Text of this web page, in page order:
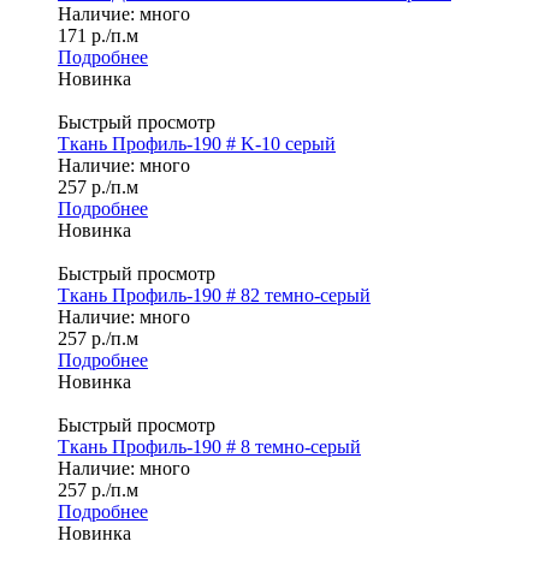
Наличие: много
171 р./п.м
Подробнее
Новинка
Быстрый просмотр
Ткань Профиль-190 # K-10 серый
Наличие: много
257 р./п.м
Подробнее
Новинка
Быстрый просмотр
Ткань Профиль-190 # 82 темно-серый
Наличие: много
257 р./п.м
Подробнее
Новинка
Быстрый просмотр
Ткань Профиль-190 # 8 темно-серый
Наличие: много
257 р./п.м
Подробнее
Новинка